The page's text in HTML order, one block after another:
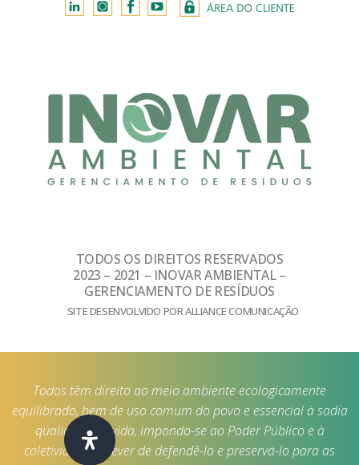
TODOS OS DIREITOS RESERVADOS
2023 – 2021 – INOVAR AMBIENTAL –
GERENCIAMENTO DE RESÍDUOS
SITE DESENVOLVIDO POR ALLIANCE COMUNICAÇÃO
Todos têm direito ao meio ambiente ecologicamente
equilibrado, bem de uso comum do povo e essencial à sadia
qualidade de vida, impondo-se ao Poder Público e à
coletividade o dever de defendê-lo e preservá-lo para as